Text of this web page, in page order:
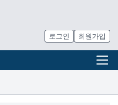
로그인 회원가입